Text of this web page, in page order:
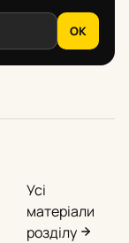
OK
Усі
матеріали
розділу